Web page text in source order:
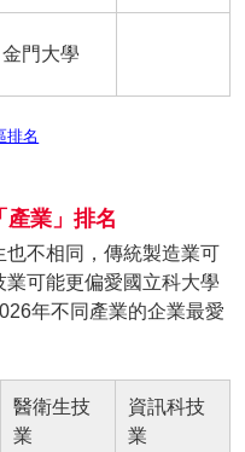
金門大學
排名
產業」排名
不相同，傳統製造業可
可能更偏愛國立科大學
年不同產業的企業最愛
醫衛生技
業
資訊科技
業